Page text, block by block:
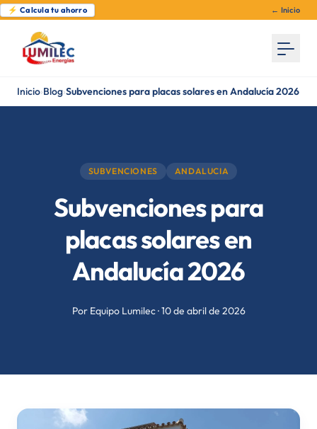
⚡ Calcula tu ahorro ← Inicio
Inicio›Blog›Subvenciones para placas solares en Andalucía 2026
SUBVENCIONES ANDALUCIA
Subvenciones para
placas solares en
Andalucía 2026
Por Equipo Lumilec · 10 de abril de 2026